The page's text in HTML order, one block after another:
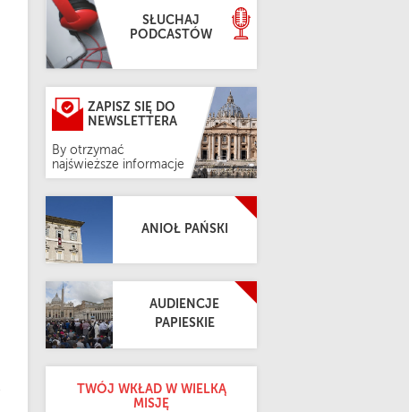
SŁUCHAJ
PODCASTÓW
ZAPISZ SIĘ DO
NEWSLETTERA
By otrzymać
najświeższe informacje
ANIOŁ PAŃSKI
AUDIENCJE
PAPIESKIE
TWÓJ WKŁAD W WIELKĄ
MISJĘ